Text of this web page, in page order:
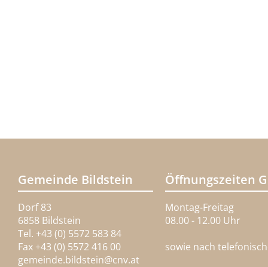
Gemeinde Bildstein
Dorf 83
6858 Bildstein
Tel. +43 (0) 5572 583 84
Fax +43 (0) 5572 416 00
gemeinde.bildstein@cnv.at
Öffnungszeiten
Montag-Freitag
08.00 - 12.00 Uhr
sowie nach